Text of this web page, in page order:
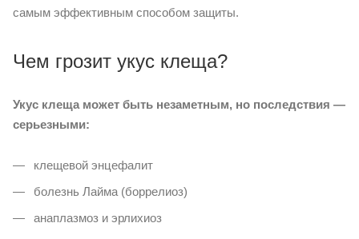
самым эффективным способом защиты.
Чем грозит укус клеща?
Укус клеща может быть незаметным, но последствия —
серьезными:
клещевой энцефалит
болезнь Лайма (боррелиоз)
анаплазмоз и эрлихиоз